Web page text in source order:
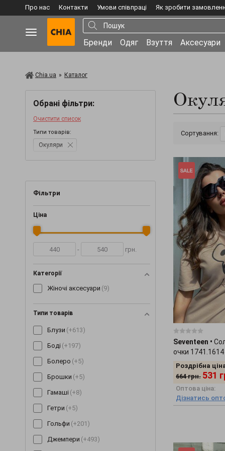
Про нас Контакти Умови співпраці Як зробити
Бренди Одяг Взуття Аксесуари
Chia.ua » Каталог
Обрані фільтри:
Очистити список
Типи товарів:
Окуляри
Фільтри
Ціна
- грн.
Категорії
Жіночі аксесуари (9)
Типи товарів
Блузи (+613)
Боді (+197)
Болеро (+5)
Брошки (+5)
Гамаші (+8)
Гетри (+5)
Гольфи (+201)
Джемпери (+493)
Сортування:
Seventeen •
очки 1741.1614
Роздрібна
664 грн. 531
Оптова ціна:
Дізнатись